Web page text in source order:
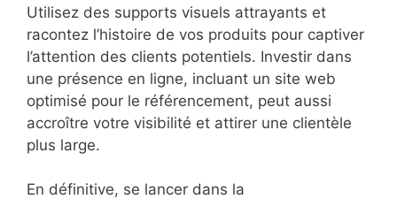
Utilisez des supports visuels attrayants et
racontez l’histoire de vos produits pour captiver
l’attention des clients potentiels. Investir dans
une présence en ligne, incluant un site web
optimisé pour le référencement, peut aussi
accroître votre visibilité et attirer une clientèle
plus large.
En définitive, se lancer dans la